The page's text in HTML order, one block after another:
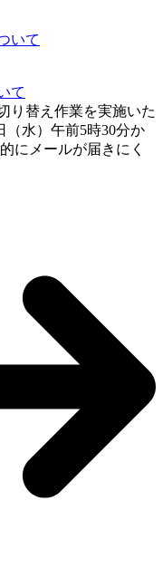
て
り替え作業を実施いた
（水）午前5時30分か
にメールが届きにく